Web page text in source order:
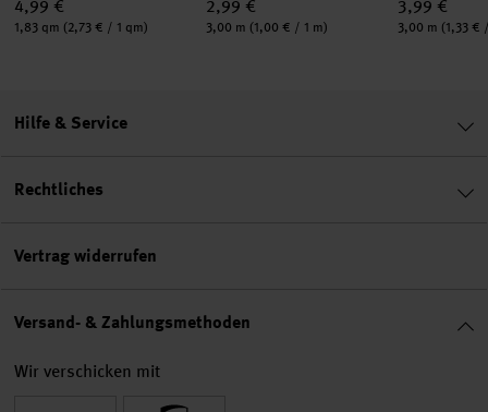
4,99 €
Inhalt:
1,83 qm (2,73 € / 1 qm)
2,99 €
Inhalt:
3,00 m (1,00 € / 1 m)
3,99 €
Inhalt:
3,00 m (1,33 €
Hilfe & Service
Rechtliches
Vertrag widerrufen
Versand- & Zahlungsmethoden
Wir verschicken mit